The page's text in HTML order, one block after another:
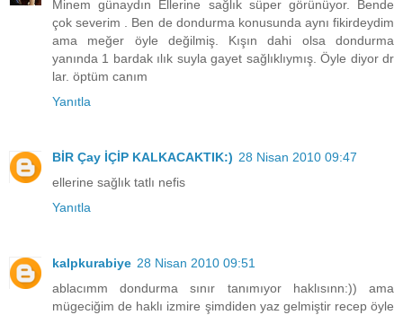
Minem günaydın Ellerine sağlık süper görünüyor. Bende
çok severim . Ben de dondurma konusunda aynı fikirdeydim
ama meğer öyle değilmiş. Kışın dahi olsa dondurma
yanında 1 bardak ılık suyla gayet sağlıklıymış. Öyle diyor dr
lar. öptüm canım
Yanıtla
BİR Çay İÇİP KALKACAKTIK:) 28 Nisan 2010 09:47
ellerine sağlık tatlı nefis
Yanıtla
kalpkurabiye 28 Nisan 2010 09:51
ablacımm dondurma sınır tanımıyor haklısınn:)) ama
mügeciğim de haklı izmire şimdiden yaz gelmiştir recep öyle